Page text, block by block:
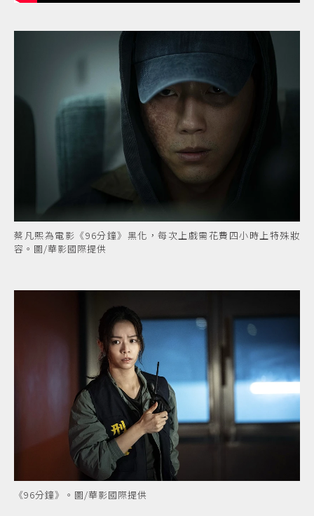
蔡凡熙為電影《96分鐘》黑化，每次上戲需花費四小時上特殊妝
容。圖/華影國際提供
《96分鐘》。圖/華影國際提供